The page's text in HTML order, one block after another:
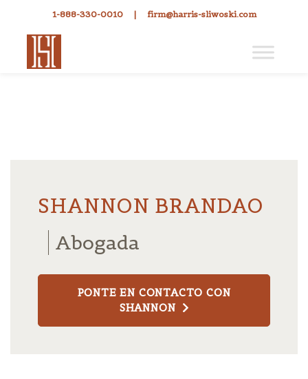
1-888-330-0010 | firm@harris-sliwoski.com
SHANNON BRANDAO
Abogada
PONTE EN CONTACTO CON
SHANNON